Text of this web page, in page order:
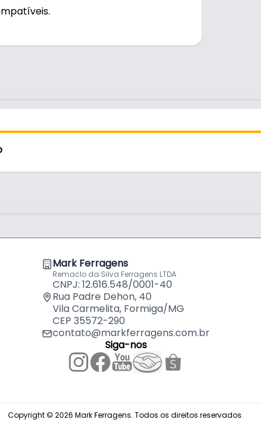
Mark Ferragens
Remaclo da Silva Ferragens LTDA
CNPJ: 12.616.548/0001-40
Rua Padre Dehon, 40
Vila Carmelita, Formiga/MG
CEP 35572-290
contato@markferragens.com.br
Siga-nos
Copyright © 2026 Mark Ferragens. Todos os direitos reservados.